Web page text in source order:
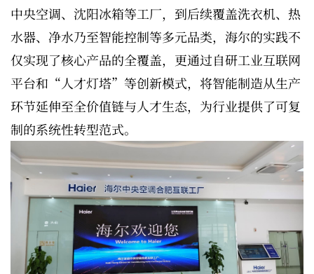
中央空调、沈阳冰箱等工厂，到后续覆盖洗衣机、热
水器、净水乃至智能控制等多元品类，海尔的实践不
仅实现了核心产品的全覆盖，更通过自研工业互联网
平台和“人才灯塔”等创新模式，将智能制造从生产
环节延伸至全价值链与人才生态，为行业提供了可复
制的系统性转型范式。